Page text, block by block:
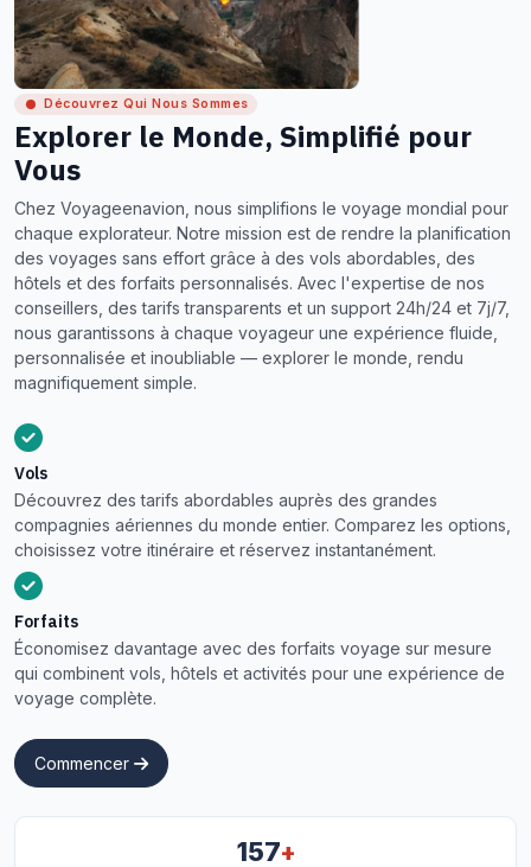
Découvrez Qui Nous Sommes
Explorer le Monde, Simplifié pour
Vous
Chez Voyageenavion, nous simplifions le voyage mondial pour
chaque explorateur. Notre mission est de rendre la planification
des voyages sans effort grâce à des vols abordables, des
hôtels et des forfaits personnalisés. Avec l'expertise de nos
conseillers, des tarifs transparents et un support 24h/24 et 7j/7,
nous garantissons à chaque voyageur une expérience fluide,
personnalisée et inoubliable — explorer le monde, rendu
magnifiquement simple.
Vols
Découvrez des tarifs abordables auprès des grandes
compagnies aériennes du monde entier. Comparez les options,
choisissez votre itinéraire et réservez instantanément.
Forfaits
Économisez davantage avec des forfaits voyage sur mesure
qui combinent vols, hôtels et activités pour une expérience de
voyage complète.
Commencer
157+